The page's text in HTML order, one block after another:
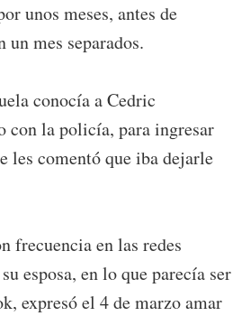
unos meses, antes de
mes separados.
conocía a Cedric
con la policía, para ingresar
les comentó que iba dejarle
frecuencia en las redes
esposa, en lo que parecía ser
expresó el 4 de marzo amar